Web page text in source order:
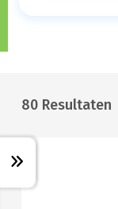
80 Resultaten